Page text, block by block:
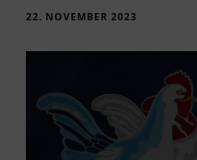
22. NOVEMBER 2023